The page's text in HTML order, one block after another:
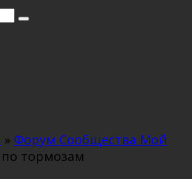
» Форум Сообщества Мой
тормозам